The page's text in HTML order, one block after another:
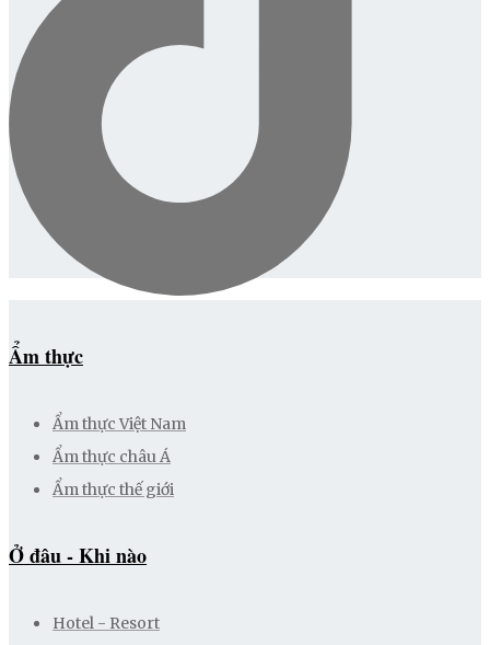
Ẩm thực
Ẩm thực Việt Nam
Ẩm thực châu Á
Ẩm thực thế giới
Ở đâu - Khi nào
Hotel - Resort